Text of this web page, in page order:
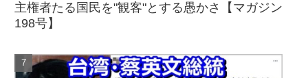
主権者たる国民を"観客"とする愚かさ【マガジン
198号】